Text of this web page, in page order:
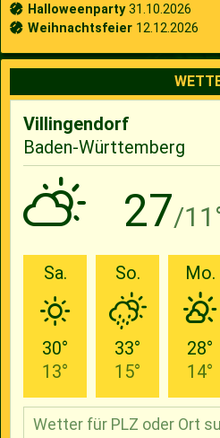
Halloweenparty31.10.2026
Weihnachtsfeier 12.12.2026